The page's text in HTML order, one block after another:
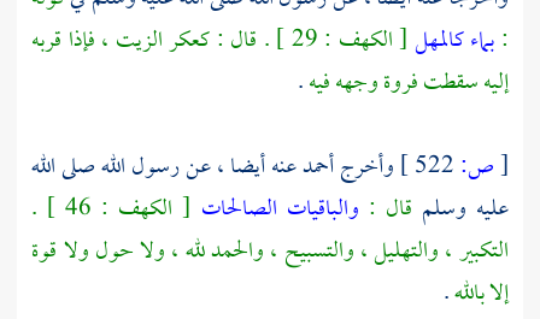
:بماء كالمهل
[ الكهف : 29 ] . قال : كعكر الزيت ، فإذا قربه
إليه سقطت فروة وجهه فيه.
[ص: وأخرجأحمدعنه أيضا ، عن رسول الله صلى الله
عليه وسلم قال : والباقيات الصالحات
[ الكهف : 46 ] .
التكبير ، والتهليل ، والتسبيح ، والحمد لله ، ولا حول ولا قوة
إلا بالله.